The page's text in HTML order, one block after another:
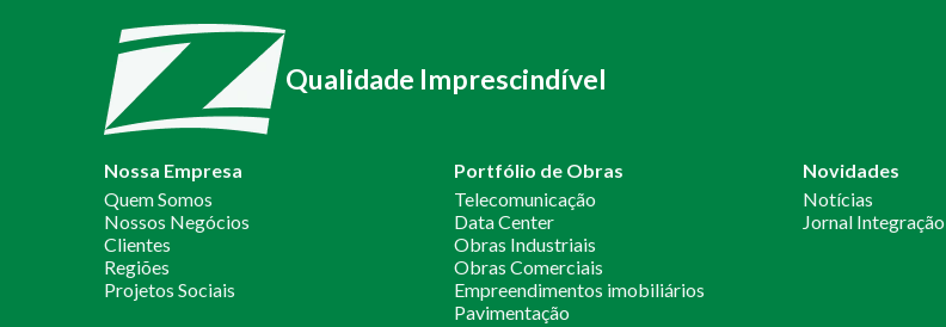
Qualidade Imprescindível
Nossa Empresa
Quem Somos
Nossos Negócios
Clientes
Regiões
Projetos Sociais
Portfólio de Obras
Telecomunicação
Data Center
Obras Industriais
Obras Comerciais
Empreendimentos imobiliários
Pavimentação
Novidades
Notícias
Jornal Integração